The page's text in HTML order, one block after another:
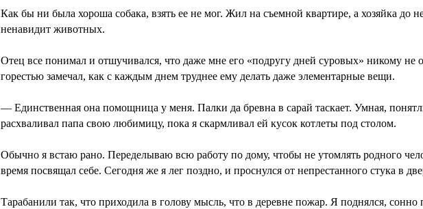
Как бы ни была хороша собака, взять ее не мог. Жил на съемной квартире, а хозяйка до
ненавидит животных.
Отец все понимал и отшучивался, что даже мне его «подругу дней суровых» никому не
горестью замечал, как с каждым днем труднее ему делать даже элементарные вещи.
— Единственная она помощница у меня. Палки да бревна в сарай таскает. Умная,
расхваливал папа свою любимицу, пока я скармливал ей кусок котлеты под столом.
Обычно я встаю рано. Переделываю всю работу по дому, чтобы не утомлять родного
время посвящал себе. Сегодня же я лег поздно, и проснулся от непрестанного стука в
Тарабанили так, что приходила в голову мысль, что в деревне пожар. Я поднялся, сонно